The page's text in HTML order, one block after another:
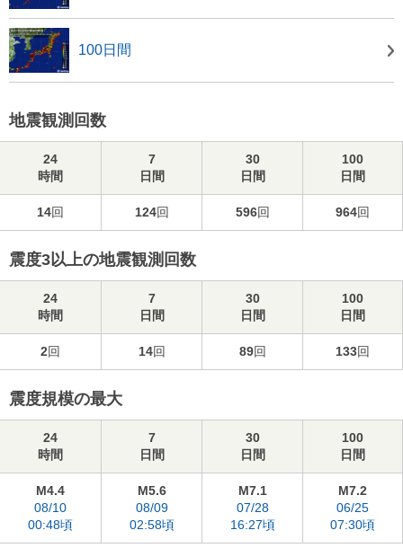
100日間
地震観測回数
24
時間
7
日間
30
日間
100
日間
14回 124回 596回 964回
震度3以上の地震観測回数
24
時間
7
日間
30
日間
100
日間
2回 14回 89回 133回
震度規模の最大
24
時間
7
日間
30
日間
100
日間
M4.4
08/10
00:48頃
M5.6
08/09
02:58頃
M7.1
07/28
16:27頃
M7.2
06/25
07:30頃